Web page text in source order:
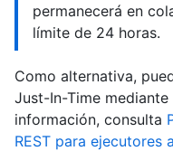
permanecerá en
límite de 24 horas.
Como alternativa,
Just-In-Time mediante
información, consulta
REST para ejecutores